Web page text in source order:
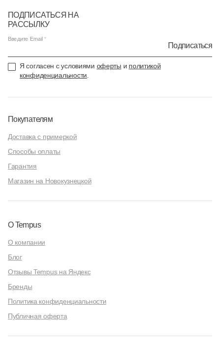
ПОДПИСАТЬСЯ НА
РАССЫЛКУ
Введите Email
Подписаться
Я согласен с условиями оферты и политикой
конфиденциальности.
Покупателям
Доставка с примеркой
Способы оплаты
Гарантия
Магазин на Новокузнецкой
О Tempus
О компании
Блог
Отзывы Tempus на Яндекс
Бренды
Политика конфиденциальности
Публичная оферта